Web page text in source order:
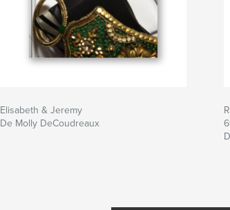
Elisabeth & Jeremy
De Molly DeCoudreaux